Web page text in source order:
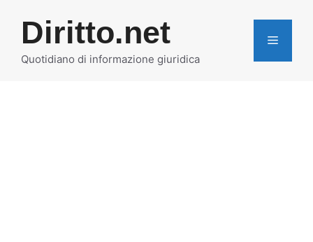
contenuto
Diritto.net
Quotidiano di informazione giuridica
MENU